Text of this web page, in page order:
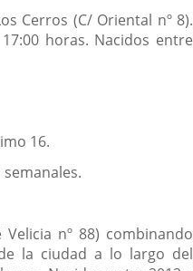
Cerros (C/ Oriental nº 8).
horas. Nacidos entre
16.
Velicia nº 88) combinando
la ciudad a lo largo del